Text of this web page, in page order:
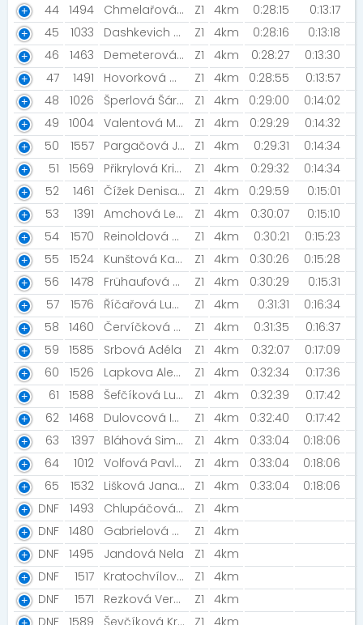
44 1494 Chmelařová Petra Z1 4km 0:28:15
0:13:17
45
1033 Dashkevich Natallia Z1 4km 0:28:16
0:13:18
46
1463 Demeterová Tereza Z1 4km 0:28:27
0:13:30
47
1491 Hovorková Gabriela Z1 4km 0:28:55
0:13:57
48
1026 Šperlová Šárka Z1 4km 0:29:00
0:14:02
49
1004 Valentová Michaela Z1 4km 0:29:29
0:14:32
50
1557 Pargačová Jitka Z1 4km 0:29:31
0:14:34
51
1569 Přikrylová Kristýna Z1 4km 0:29:32
0:14:34
52
1461 Čížek Denisa [Rozběháme Česko ] Z1 4km 0:29:59
0:15:01
53
1391 Amchová Lenka Z1 4km 0:30:07
0:15:10
54
1570 Reinoldová Monika Z1 4km 0:30:21
0:15:23
55
1524 Kunštová Kateřina [Rozběháme Strakonice] Z1 4km 0:30:26
0:15:28
56
1478 Frühaufová Jana Z1 4km 0:30:29
0:15:31
57
1576 Říčařová Ludmila [Žer slimáky! ] Z1 4km 0:31:31
0:16:34
58
1460 Červíčková Marie [Červíčci ????] Z1 4km 0:31:35
0:16:37
59
1585 Srbová Adéla Z1 4km 0:32:07
0:17:09
60
1526 Lapkova Alexandra Z1 4km 0:32:34
0:17:36
61
1588 Šefčíková Lucie [Šneci v běhu] Z1 4km 0:32:39
0:17:42
62 1468 Dulovcová Ivana [Šneci v běhu ] Z1 4km 0:32:40
0:17:42
63
1397 Bláhová Simona [Jsme tady omylem ] Z1 4km 0:33:04
0:18:06
64
1012 Volfová Pavla [Jsme tady omylem] Z1 4km 0:33:04
0:18:06
65
1532 Lišková Jana [Jsme tady omylem] Z1 4km 0:33:04
0:18:06
DNF
1493 Chlupáčová Lucie Z1
4km
DNF 1480 Gabrielová Natálie Z1
4km
DNF 1495 Jandová Nela Z1
4km
DNF
1517 Kratochvílová Tereza Z1
4km
DNF
1571 Rezková Veronika [Holky v běhu] Z1
4km
DNF 1589 Ševčíková Kristýna Z1 4km